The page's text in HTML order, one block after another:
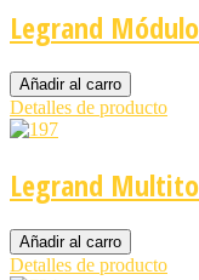
Legrand
Detalles de producto
Legrand
Detalles de producto